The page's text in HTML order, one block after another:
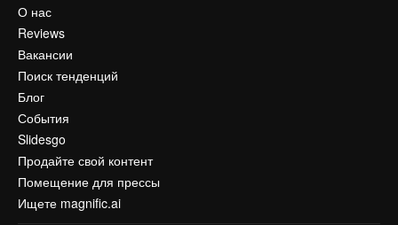
О нас
Reviews
Вакансии
Поиск тенденций
Блог
События
Slidesgo
Продайте свой контент
Помещение для прессы
Ищете magnific.ai